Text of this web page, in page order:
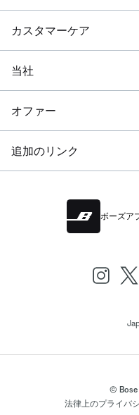
カスタマーケア
当社
オファー
追加のリンク
ボーズア
© Bose
法律上のプライバ